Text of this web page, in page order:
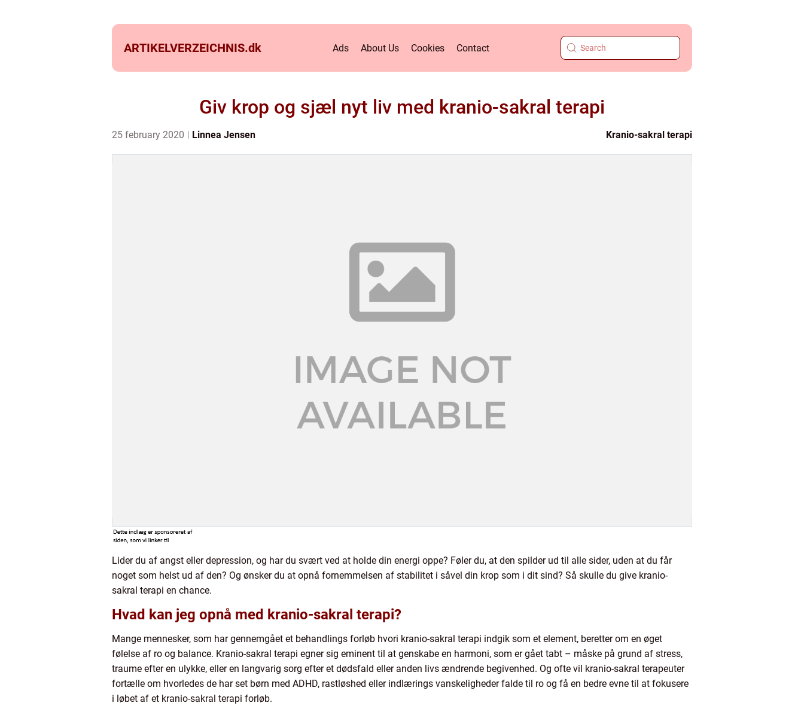
ARTIKELVERZEICHNIS.dk Ads About Us Cookies Contact
Giv krop og sjæl nyt liv med kranio-sakral terapi
25 february 2020 Linnea Jensen Kranio-sakral terapi
Lider du af angst eller depression, og har du svært ved at holde din energi oppe? Føler du, at den spilder ud til alle sider, uden at du får
noget som helst ud af den? Og ønsker du at opnå fornemmelsen af stabilitet i såvel din krop som i dit sind? Så skulle du give kranio-
sakral terapi en chance.
Hvad kan jeg opnå med kranio-sakral terapi?
Mange mennesker, som har gennemgået et behandlings forløb hvori kranio-sakral terapi indgik som et element, beretter om en øget
følelse af ro og balance. Kranio-sakral terapi egner sig eminent til at genskabe en harmoni, som er gået tabt – måske på grund af stress,
traume efter en ulykke, eller en langvarig sorg efter et dødsfald eller anden livs ændrende begivenhed. Og ofte vil kranio-sakral terapeuter
fortælle om hvorledes de har set børn med ADHD, rastløshed eller indlærings vanskeligheder falde til ro og få en bedre evne til at fokusere
i løbet af et kranio-sakral terapi forløb.